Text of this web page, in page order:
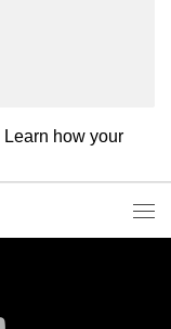
Learn how your